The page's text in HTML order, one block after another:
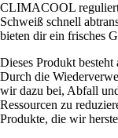
CLIMACOOL
Schweiß schnell
bieten dir ein frisches
Dieses Produkt
Durch die
wir dazu bei, Abfall
Ressourcen zu
Produkte, die wir